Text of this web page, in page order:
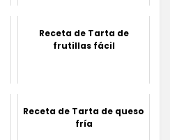
Receta de Tarta de
frutillas fácil
Receta de Tarta de queso
fría